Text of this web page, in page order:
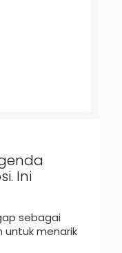
Ini
sebagai
untuk menarik